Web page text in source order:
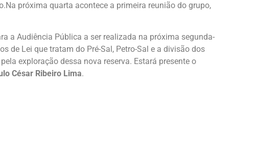
próxima quarta acontece a primeira reunião do grupo,
a Audiência Pública a ser realizada na próxima segunda-
de Lei que tratam do Pré-Sal, Petro-Sal e a divisão dos
exploração dessa nova reserva. Estará presente o
César Ribeiro Lima.